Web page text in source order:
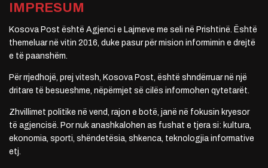
IMPRESUM
Kosova Post është Agjenci e Lajmeve me seli në Prishtinë. Është
themeluar në vitin 2016, duke pasur për mision informimin e drejtë
e të paanshëm.
Për rrjedhojë, prej vitesh, Kosova Post, është shndërruar në një
dritare të besueshme, nëpërmjet së cilës informohen qytetarët.
Zhvillimet politike në vend, rajon e botë, janë në fokusin kryesor
të agjencisë. Por nuk anashkalohen as fushat e tjera si: kultura,
ekonomia, sporti, shëndetësia, shkenca, teknologjia informative
etj.